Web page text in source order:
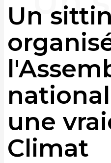
Un
une
Climat